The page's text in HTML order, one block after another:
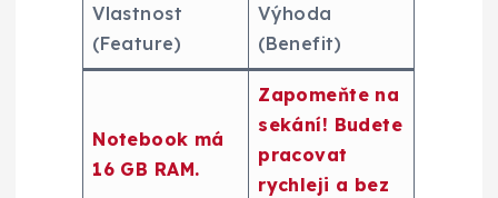
Vlastnost
(Feature)
Výhoda
(Benefit)
Notebook má
16 GB RAM.
Zapomeňte na
sekání! Budete
pracovat
rychleji a bez